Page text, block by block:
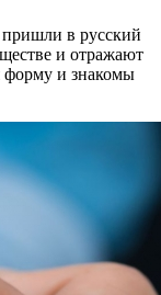
в русский
и отражают
форму и знакомы